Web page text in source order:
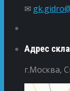
✉
Адрес
г.Москва,